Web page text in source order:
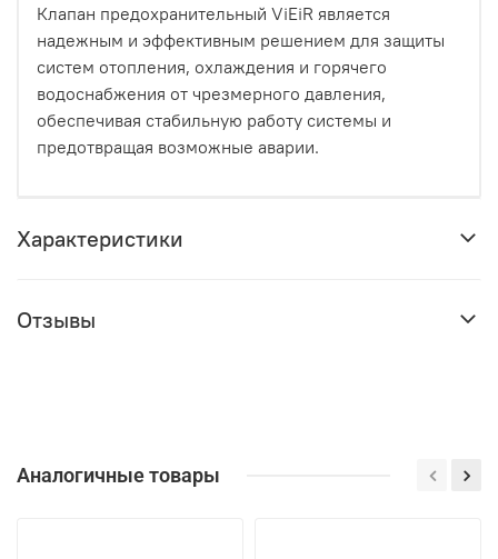
Клапан предохранительный ViEiR является
надежным и эффективным решением для защиты
систем отопления, охлаждения и горячего
водоснабжения от чрезмерного давления,
обеспечивая стабильную работу системы и
предотвращая возможные аварии.
Характеристики
Отзывы
Аналогичные товары